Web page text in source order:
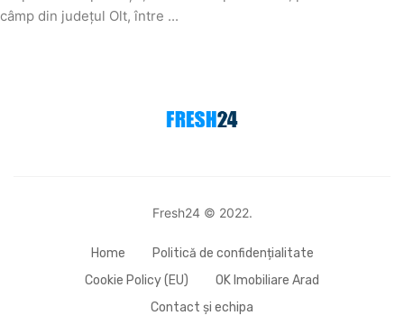
câmp din judeţul Olt, între ...
Fresh24 © 2022.
Home
Politică de confidențialitate
Cookie Policy (EU)
OK Imobiliare Arad
Contact și echipa